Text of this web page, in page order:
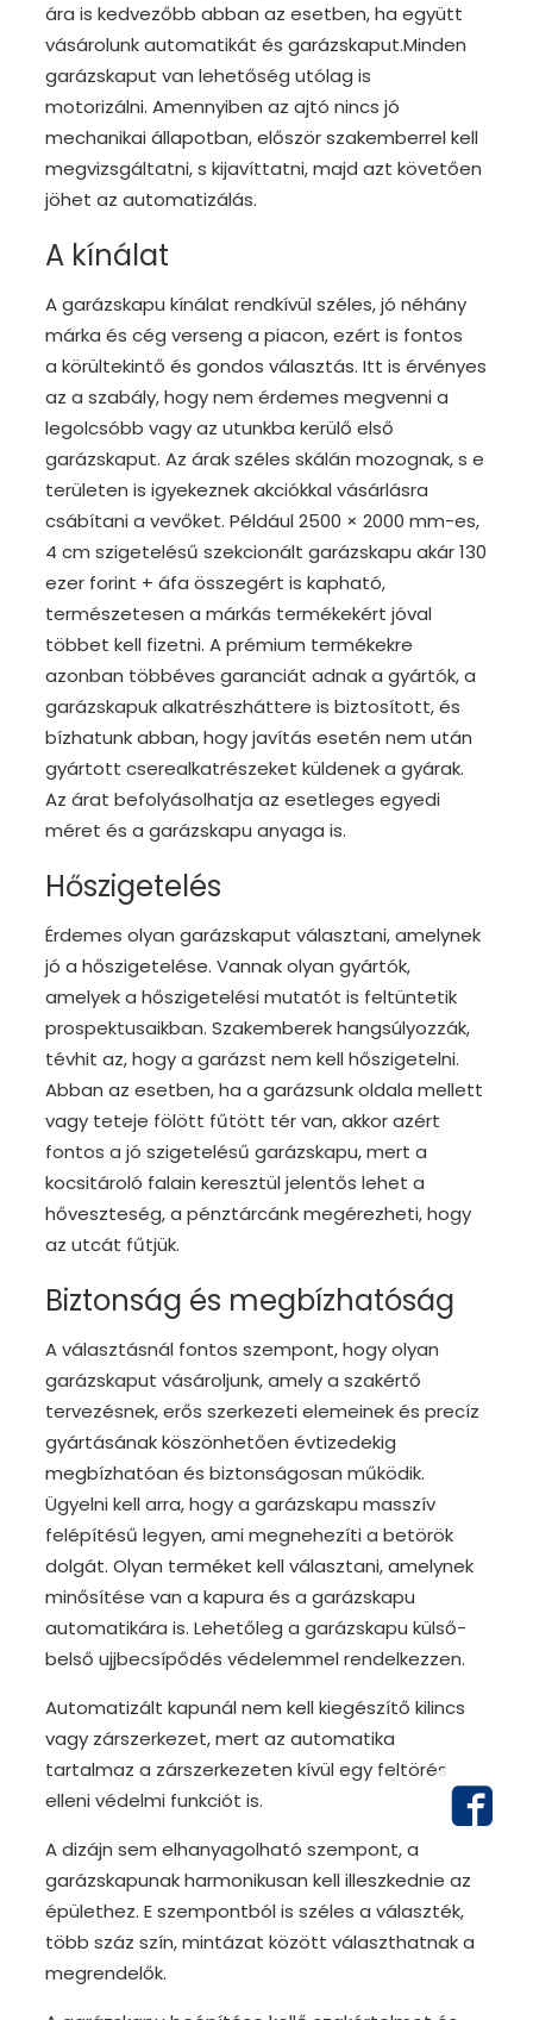
ára is kedvezőbb abban az esetben, ha együtt
vásárolunk automatikát és garázskaput.Minden
garázskaput van lehetőség utólag is
motorizálni. Amennyiben az ajtó nincs jó
mechanikai állapotban, először szakemberrel kell
megvizsgáltatni, s kijavíttatni, majd azt követően
jöhet az automatizálás.
A kínálat
A garázskapu kínálat rendkívül széles, jó néhány
márka és cég verseng a piacon, ezért is fontos
a körültekintő és gondos választás. Itt is érvényes
az a szabály, hogy nem érdemes megvenni a
legolcsóbb vagy az utunkba kerülő első
garázskaput. Az árak széles skálán mozognak, s e
területen is igyekeznek akciókkal vásárlásra
csábítani a vevőket. Például 2500 × 2000 mm-es,
4 cm szigetelésű szekcionált garázskapu akár 130
ezer forint + áfa összegért is kapható,
természetesen a márkás termékekért jóval
többet kell fizetni. A prémium termékekre
azonban többéves garanciát adnak a gyártók, a
garázskapuk alkatrészháttere is biztosított, és
bízhatunk abban, hogy javítás esetén nem után
gyártott cserealkatrészeket küldenek a gyárak.
Az árat befolyásolhatja az esetleges egyedi
méret és a garázskapu anyaga is.
Hőszigetelés
Érdemes olyan garázskaput választani, amelynek
jó a hőszigetelése. Vannak olyan gyártók,
amelyek a hőszigetelési mutatót is feltüntetik
prospektusaikban. Szakemberek hangsúlyozzák,
tévhit az, hogy a garázst nem kell hőszigetelni.
Abban az esetben, ha a garázsunk oldala mellett
vagy teteje fölött fűtött tér van, akkor azért
fontos a jó szigetelésű garázskapu, mert a
kocsitároló falain keresztül jelentős lehet a
hőveszteség, a pénztárcánk megérezheti, hogy
az utcát fűtjük.
Biztonság és megbízhatóság
A választásnál fontos szempont, hogy olyan
garázskaput vásároljunk, amely a szakértő
tervezésnek, erős szerkezeti elemeinek és precíz
gyártásának köszönhetően évtizedekig
megbízhatóan és biztonságosan működik.
Ügyelni kell arra, hogy a garázskapu masszív
felépítésű legyen, ami megnehezíti a betörök
dolgát. Olyan terméket kell választani, amelynek
minősítése van a kapura és a garázskapu
automatikára is. Lehetőleg a garázskapu külső-
belső ujjbecsípődés védelemmel rendelkezzen.
Automatizált kapunál nem kell kiegészítő kilincs
vagy zárszerkezet, mert az automatika
tartalmaz a zárszerkezeten kívül egy feltörés
elleni védelmi funkciót is.
A dizájn sem elhanyagolható szempont, a
garázskapunak harmonikusan kell illeszkednie az
épülethez. E szempontból is széles a választék,
több száz szín, mintázat között választhatnak a
megrendelők.